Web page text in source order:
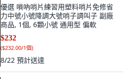
優選 嗩吶哨片練習用塑料哨片免修省
力中號小號降調大號哨子調叫子 副廠
商品, 1個, 6顆小號 通用型 偏軟
$232
($232.00/1個)
8/22 預計送達